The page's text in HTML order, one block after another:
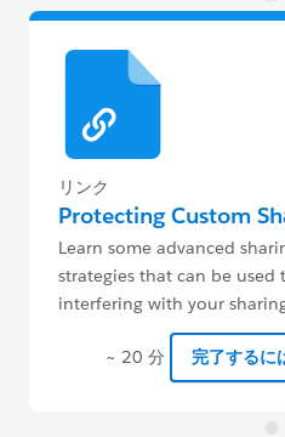
リンク
Protecting Custom
Learn some advanced
strategies that can be used
interfering with your
~ 20 分 完了するに